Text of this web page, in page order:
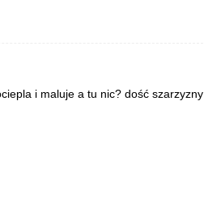
i maluje a tu nic? dość szarzyzny